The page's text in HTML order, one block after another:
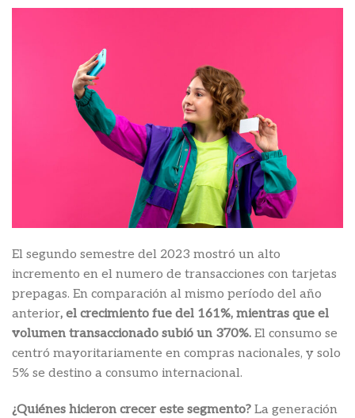
El segundo semestre del 2023 mostró un alto
incremento en el numero de transacciones con tarjetas
prepagas. En comparación al mismo período del año
anterior, el crecimiento fue del 161%, mientras que el
volumen transaccionado subió un 370%. El consumo se
centró mayoritariamente en compras nacionales, y solo
5% se destino a consumo internacional.
¿Quiénes hicieron crecer este segmento? La generación